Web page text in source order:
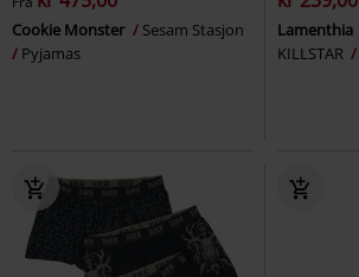
Cookie Monster
Sesam Stasjon
Pyjamas
Lamenthia
KILLSTAR